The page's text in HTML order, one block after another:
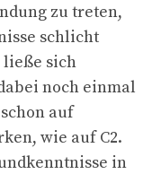
zu treten,
schlicht
ließe sich
noch einmal
auf
wie auf C2.
in